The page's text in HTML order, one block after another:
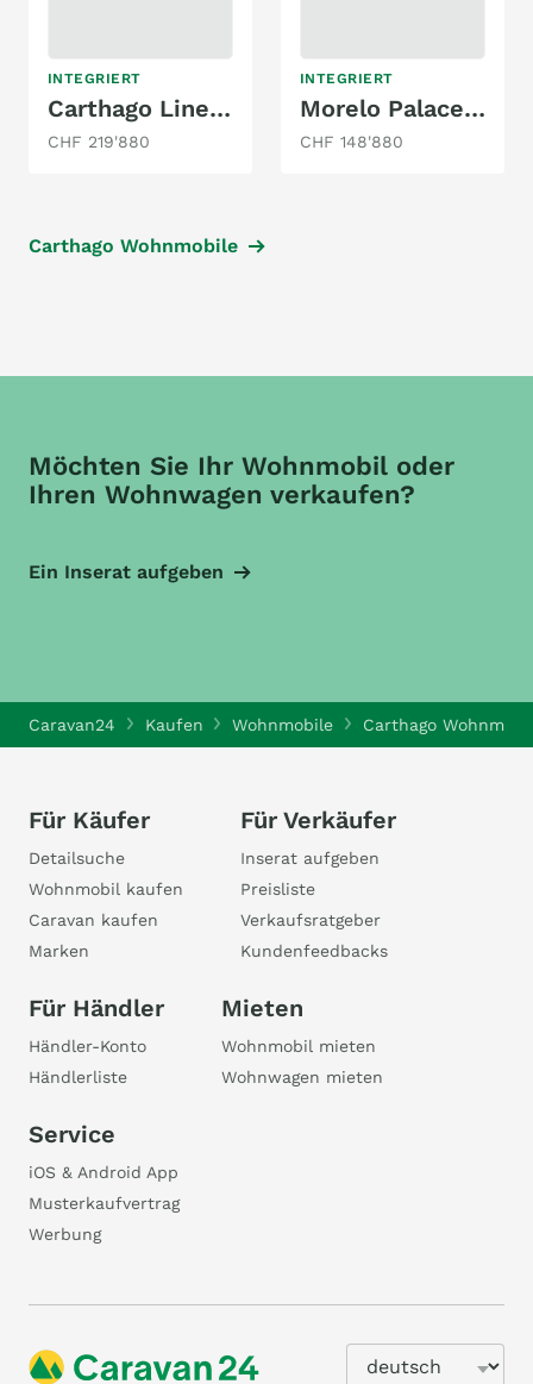
INTEGRIERT
Carthago Liner For Two I 53 L - Iveco
CHF 219'880
INTEGRIERT
Morelo Palace 88 LB
CHF 148'880
Carthago Wohnmobile
Möchten Sie Ihr Wohnmobil oder
Ihren Wohnwagen verkaufen?
Ein Inserat aufgeben
Caravan24 Kaufen Wohnmobile Carthago
Für Käufer
Detailsuche
Wohnmobil kaufen
Caravan kaufen
Marken
Für Verkäufer
Inserat aufgeben
Preisliste
Verkaufsratgeber
Kundenfeedbacks
Für Händler
Händler-Konto
Händlerliste
Mieten
Wohnmobil mieten
Wohnwagen mieten
Service
iOS & Android App
Musterkaufvertrag
Werbung